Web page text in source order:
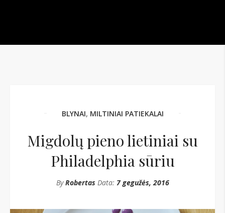
BLYNAI, MILTINIAI PATIEKALAI
Migdolų pieno lietiniai su
Philadelphia sūriu
ByRobertas Data: 7 gegužės, 2016